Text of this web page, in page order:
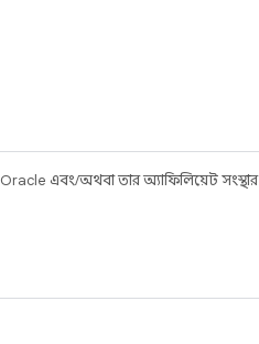
এবং/অথবা তার অ্যাফিলিয়েট সংস্থার